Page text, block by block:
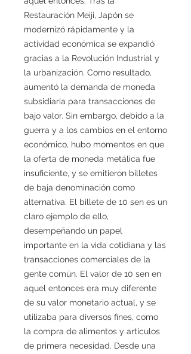
Restauración Meiji, Japón se
modernizó rápidamente y la
actividad económica se expandió
gracias a la Revolución Industrial y
la urbanización. Como resultado,
aumentó la demanda de moneda
subsidiaria para transacciones de
bajo valor. Sin embargo, debido a la
guerra y a los cambios en el entorno
económico, hubo momentos en que
la oferta de moneda metálica fue
insuficiente, y se emitieron billetes
de baja denominación como
alternativa. El billete de 10 sen es un
claro ejemplo de ello,
desempeñando un papel
importante en la vida cotidiana y las
transacciones comerciales de la
gente común. El valor de 10 sen en
aquel entonces era muy diferente
de su valor monetario actual, y se
utilizaba para diversos fines, como
la compra de alimentos y artículos
de primera necesidad. Desde una